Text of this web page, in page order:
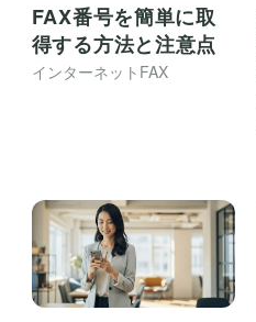
FAX番号を簡単に取
得する方法と注意点
インターネットFAX